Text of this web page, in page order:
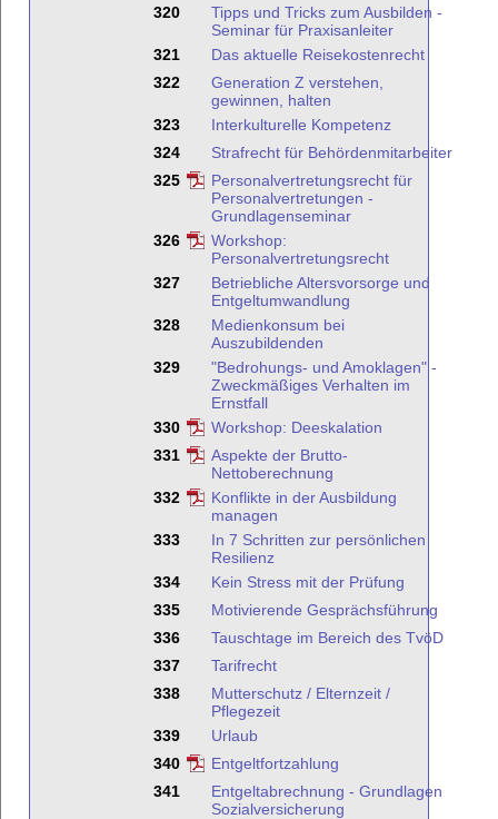
320
Tipps und Tricks zum Ausbilden -
Seminar für Praxisanleiter
321
Das aktuelle Reisekostenrecht
322
Generation Z verstehen,
gewinnen, halten
323
Interkulturelle Kompetenz
324
Strafrecht für Behördenmitarbeiter
325
Personalvertretungsrecht für
Personalvertretungen -
Grundlagenseminar
326
Workshop:
Personalvertretungsrecht
327
Betriebliche Altersvorsorge und
Entgeltumwandlung
328
Medienkonsum bei
Auszubildenden
329
"Bedrohungs- und Amoklagen" -
Zweckmäßiges Verhalten im
Ernstfall
330
Workshop: Deeskalation
331
Aspekte der Brutto-
Nettoberechnung
332
Konflikte in der Ausbildung
managen
333
In 7 Schritten zur persönlichen
Resilienz
334
Kein Stress mit der Prüfung
335
Motivierende Gesprächsführung
336
Tauschtage im Bereich des TvöD
337
Tarifrecht
338
Mutterschutz / Elternzeit /
Pflegezeit
339
Urlaub
340
Entgeltfortzahlung
341
Entgeltabrechnung - Grundlagen
Sozialversicherung